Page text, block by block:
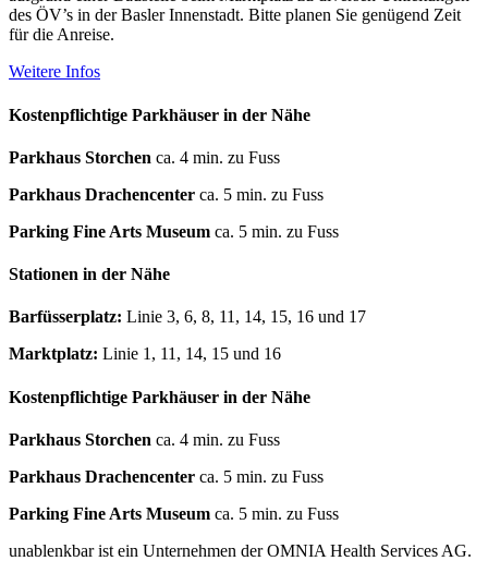
des ÖV’s in der Basler Innenstadt. Bitte planen Sie genügend Zeit
für die Anreise.
Weitere Infos
Kostenpflichtige Parkhäuser in der Nähe
Parkhaus Storchen ca. 4 min. zu Fuss
Parkhaus Drachencenter ca. 5 min. zu Fuss
Parking Fine Arts Museum ca. 5 min. zu Fuss
Stationen in der Nähe
Barfüsserplatz: Linie 3, 6, 8, 11, 14, 15, 16 und 17
Marktplatz: Linie 1, 11, 14, 15 und 16
Kostenpflichtige Parkhäuser in der Nähe
Parkhaus Storchen ca. 4 min. zu Fuss
Parkhaus Drachencenter ca. 5 min. zu Fuss
Parking Fine Arts Museum ca. 5 min. zu Fuss
unablenkbar ist ein Unternehmen der OMNIA Health Services AG.